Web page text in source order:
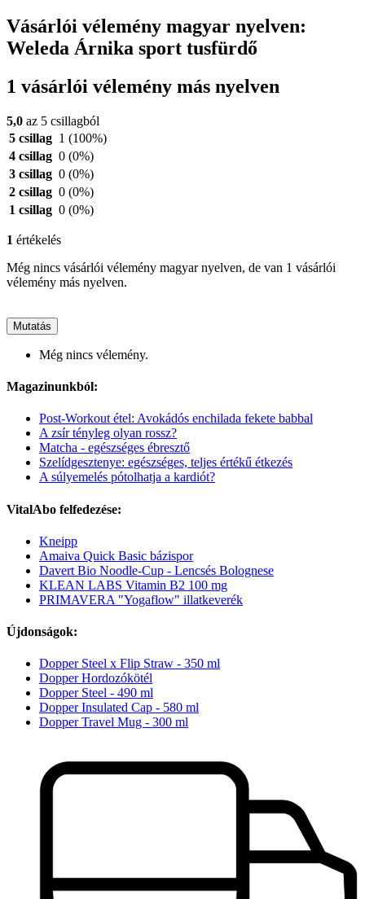
Vásárlói vélemény magyar nyelven:
Weleda Árnika sport tusfürdő
1 vásárlói vélemény más nyelven
5,0 az 5 csillagból
5 csillag 1 (100%)
4 csillag 0 (0%)
3 csillag 0 (0%)
2 csillag 0 (0%)
1 csillag 0 (0%)
1 értékelés
Még nincs vásárlói vélemény magyar nyelven, de van 1 vásárlói
vélemény más nyelven.
Mutatás
Még nincs vélemény.
Magazinunkból:
Post-Workout étel: Avokádós enchilada fekete babbal
A zsír tényleg olyan rossz?
Matcha - egészséges ébresztő
Szelídgesztenye: egészséges, teljes értékű étkezés
A súlyemelés pótolhatja a kardiót?
VitalAbo felfedezése:
Kneipp
Amaiva Quick Basic bázispor
Davert Bio Noodle-Cup - Lencsés Bolognese
KLEAN LABS Vitamin B2 100 mg
PRIMAVERA "Yogaflow" illatkeverék
Újdonságok:
Dopper Steel x Flip Straw - 350 ml
Dopper Hordozókötél
Dopper Steel - 490 ml
Dopper Insulated Cap - 580 ml
Dopper Travel Mug - 300 ml